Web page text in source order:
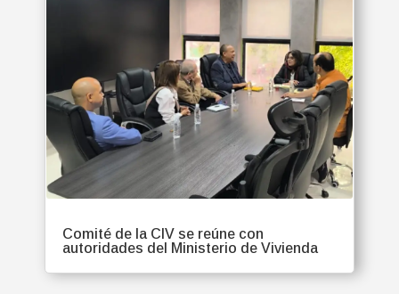
Comité de la CIV se reúne con
autoridades del Ministerio de Vivienda